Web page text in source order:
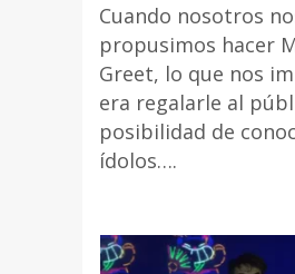
Cuando nosotros
propusimos hacer
Greet, lo que nos
era regalarle al
posibilidad de
ídolos….